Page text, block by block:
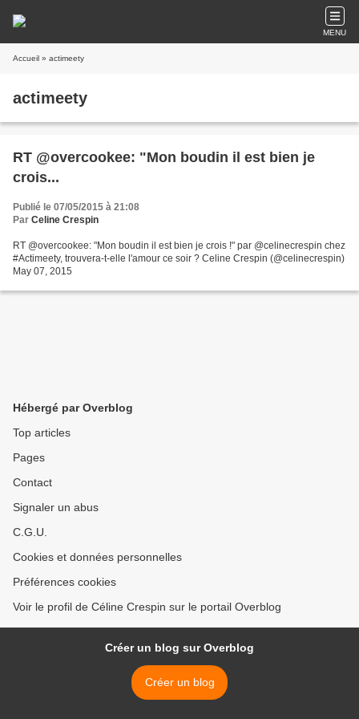
MENU
Accueil » actimeety
actimeety
RT @overcookee: "Mon boudin il est bien je
crois...
Publié le 07/05/2015 à 21:08
Par Celine Crespin
RT @overcookee: "Mon boudin il est bien je crois !" par @celinecrespin chez
#Actimeety, trouvera-t-elle l'amour ce soir ? Celine Crespin (@celinecrespin)
May 07, 2015
Hébergé par Overblog
Top articles
Pages
Contact
Signaler un abus
C.G.U.
Cookies et données personnelles
Préférences cookies
Voir le profil de Céline Crespin sur le portail Overblog
Créer un blog sur Overblog
Créer un blog